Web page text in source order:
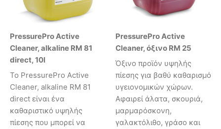
PressurePro Active
Cleaner, alkaline RM 81
direct, 10l
Το PressurePro Active
Cleaner, alkaline RM 81
direct είναι ένα
καθαριστικό υψηλής
πίεσης που μπορεί να
PressurePro Active
Cleaner, όξινο RM 25
Όξινο προϊόν υψηλής
πίεσης για βαθύ καθαρισμό
υγειονομικών χώρων.
Αφαιρεί άλατα, σκουριά,
μαρμαρόσκονη,
γαλακτόλιθο, γράσο και